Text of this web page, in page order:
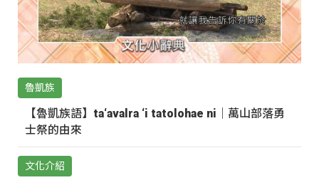
魯凱族
【魯凱族語】ta‘avalra ‘i tatolohae ni｜萬山部落勇
士祭的由來
文化介紹